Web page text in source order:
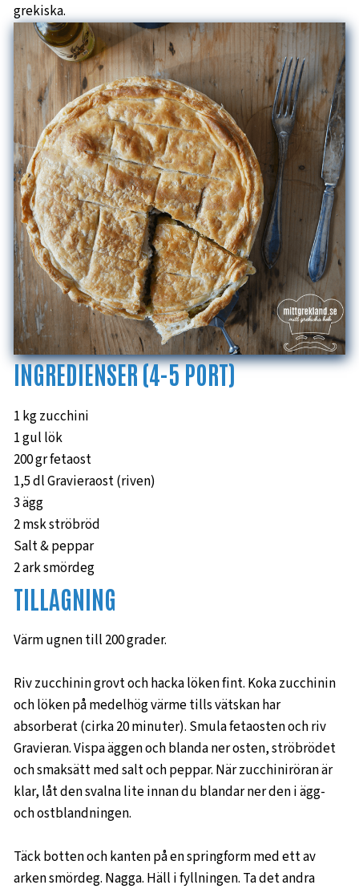
grekiska.
INGREDIENSER (4-5 PORT)
1 kg zucchini
1 gul lök
200 gr fetaost
1,5 dl Gravieraost (riven)
3 ägg
2 msk ströbröd
Salt & peppar
2 ark smördeg
TILLAGNING
Värm ugnen till 200 grader.
Riv zucchinin grovt och hacka löken fint. Koka zucchinin
och löken på medelhög värme tills vätskan har
absorberat (cirka 20 minuter). Smula fetaosten och riv
Gravieran. Vispa äggen och blanda ner osten, ströbrödet
och smaksätt med salt och peppar. När zucchiniröran är
klar, låt den svalna lite innan du blandar ner den i ägg-
och ostblandningen.
Täck botten och kanten på en springform med ett av
arken smördeg. Nagga. Häll i fyllningen. Ta det andra